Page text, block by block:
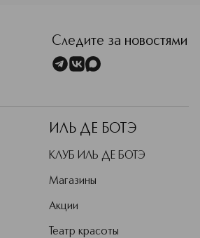
Следите за новостями
ИЛЬ ДЕ БОТЭ
КЛУБ ИЛЬ ДЕ БОТЭ
Магазины
Акции
Театр красоты